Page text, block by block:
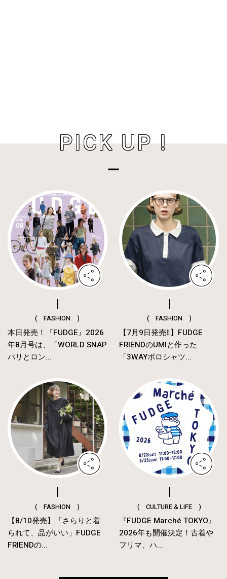
PICK UP !
( FASHION )
本日発売！『FUDGE』2026
年8月号は、「WORLD SNAP
パリとロン...
( FASHION )
【7月9日発売‼︎】FUDGE
FRIENDのUMIと作った
「3WAYポロシャツ...
( FASHION )
【8/10発売】「さらりと着
られて、品がいい」FUDGE
FRIENDの...
( CULTURE & LIFE )
『FUDGE Marché TOKYO』
2026年も開催決定！古着や
フリマ、ハ...